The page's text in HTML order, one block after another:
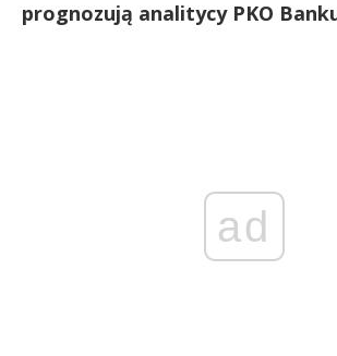
prognozują analitycy PKO
ad